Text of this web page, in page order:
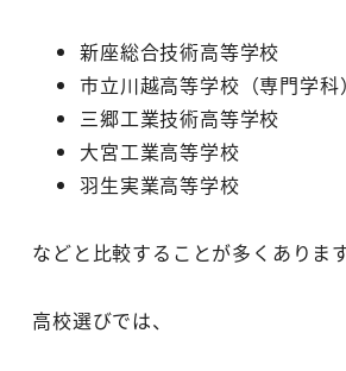
新座総合技術高等学校
市立川越高等学校（専門学科）
三郷工業技術高等学校
大宮工業高等学校
羽生実業高等学校
などと比較することが多くあります
高校選びでは、